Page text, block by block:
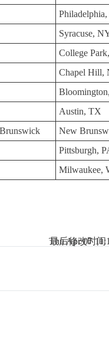
Philadelphia,
Syracuse,
College
Chapel Hill,
Austin, TX
New
Pittsburgh,
Milwaukee,
Thu Apr 07
最后修改时间